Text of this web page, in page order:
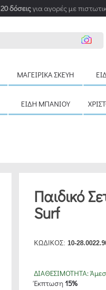
20 δόσειςγια αγορές με
ΜΑΓΕΙΡΙΚΆ ΣΚΕΎΗ
ΕΊΔΗ ΜΠΆΝΙΟΥ
Παιδικό
Surf
ΚΩΔΙΚΟΣ: 10-
ΔΙΑΘΕΣΙΜΟΤΗΤΑ:
Έκπτωση 15%